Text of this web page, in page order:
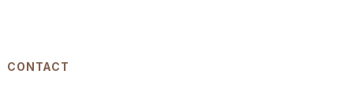
CONTACT